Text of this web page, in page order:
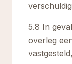
5.8 In
overleg